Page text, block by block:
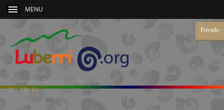
MENU
Oiartzungo Ikasgune Geologikora
EU FR ES
Privado